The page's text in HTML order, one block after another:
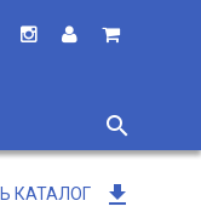
search
close
КАТАЛОГ get_app